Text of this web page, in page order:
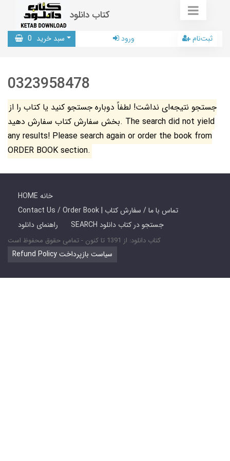
کتاب دانلود
سبد خرید 0 ورود ثبت‌نام
0323958478
جستجو نتیجه‌ای نداشت! لطفاً دوباره جستجو کنید یا کتاب را از
بخش سفارش کتاب سفارش دهید. The search did not yield
any results! Please search again or order the book from
ORDER BOOK section.
HOME خانه
Contact Us / Order Book | تماس با ما / سفارش کتاب
راهنمای دانلود
SEARCH جستجو در کتاب دانلود
کتاب دانلود: از 1391 تا کنون - تمامی حقوق محفوظ است
Refund Policy سیاست بازپرداخت